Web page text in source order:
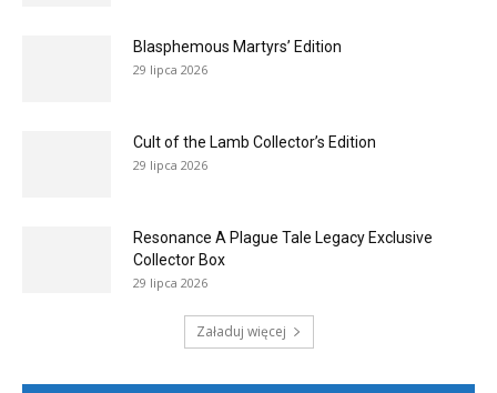
Blasphemous Martyrs’ Edition
29 lipca 2026
Cult of the Lamb Collector’s Edition
29 lipca 2026
Resonance A Plague Tale Legacy Exclusive
Collector Box
29 lipca 2026
Załaduj więcej